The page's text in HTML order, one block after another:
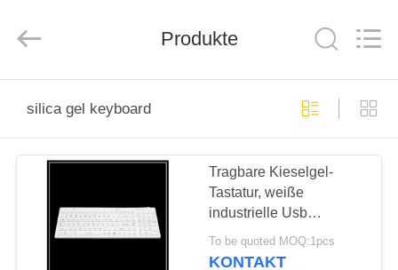
PRODUKTE
ÜBER
Rights
Reserved.
ECER
Produkte
silica gel keyboard
Tragbare Kieselgel-
Tastatur, weiße
industrielle Usb
verdrahtete Tastatur
To be quoted MOQ:1pcs
KONTAKT